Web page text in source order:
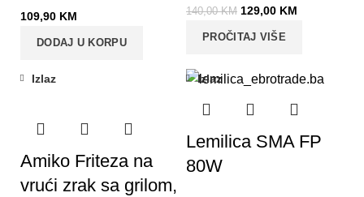
109,90 KM
DODAJ U KORPU
140,00KM 129,00 KM
PROČITAJ VIŠE
Izlaz
Amiko Friteza na
vrući zrak sa grilom,
Izlaz
Lemilica SMA FP
80W